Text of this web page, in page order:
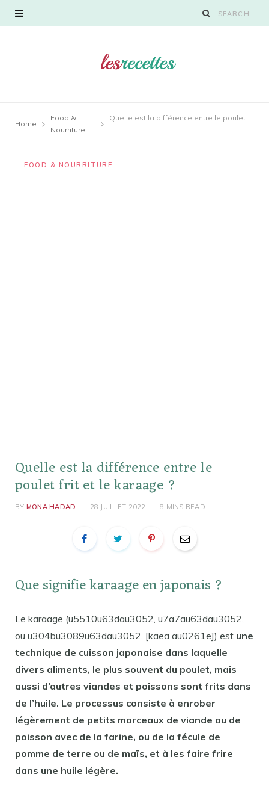
Home
Food &
Nourriture
Quelle est la différence entre le poulet frit et le karaage ?
FOOD & NOURRITURE
Quelle est la différence entre le
poulet frit et le karaage ?
BY MONA HADAD 28 JUILLET 2022 8 MINS READ
Que signifie karaage en japonais ?
Le karaage (u5510u63dau3052, u7a7au63dau3052,
ou u304bu3089u63dau3052, [kaea au0261e]) est une
technique de cuisson japonaise dans laquelle
divers aliments, le plus souvent du poulet, mais
aussi d’autres viandes et poissons sont frits dans
de l’huile. Le processus consiste à enrober
légèrement de petits morceaux de viande ou de
poisson avec de la farine, ou de la fécule de
pomme de terre ou de maïs, et à les faire frire
dans une huile légère.